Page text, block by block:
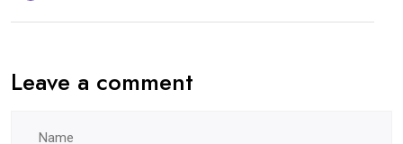
Leave a comment